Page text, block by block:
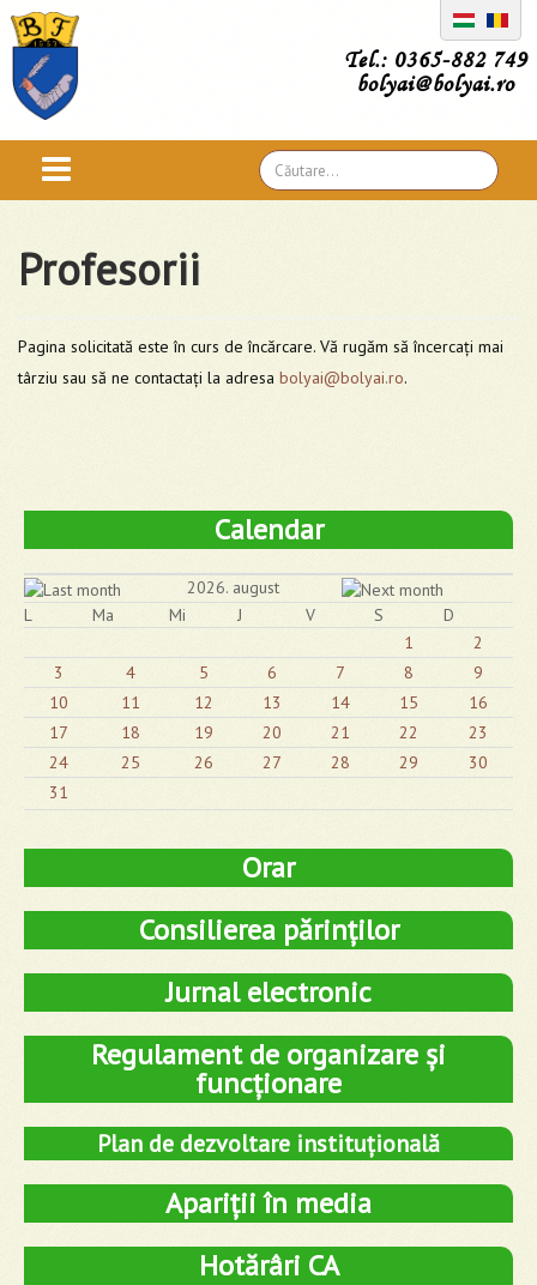
Tel.: 0365-882 749
bolyai@bolyai.ro
Căutare
...
Profesorii
Pagina solicitată este în curs de încărcare. Vă rugăm să încercați mai
târziu sau să ne contactați la adresa bolyai@bolyai.ro.
Calendar
2026. august
L
Ma Mi J V S
D
1
2
3
4 5 6 7 8
9
10
11 12 13 14 15
16
17
18 19 20 21 22
23
24
25 26 27 28 29
30
31
Orar
Consilierea părinților
Jurnal electronic
Regulament de organizare și
funcționare
Plan de dezvoltare instituțională
Apariții în media
Hotărâri CA